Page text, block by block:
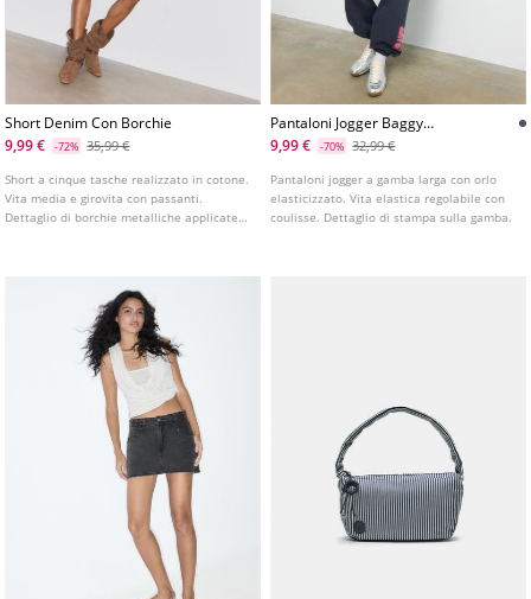
Short Denim Con Borchie
9,99 €
-72% 35,99 €
Short a cinque tasche realizzato in cotone.
Vita media e girovita con passanti.
Dettaglio di borchie metalliche applicate
Pantaloni Jogger Baggy
Posizionali
9,99 € -70% 32,99 €
Pantaloni jogger a gamba larga con orlo
elasticizzato. Vita elastica regolabile con
coulisse. Dettaglio di stampa sulla gamba.